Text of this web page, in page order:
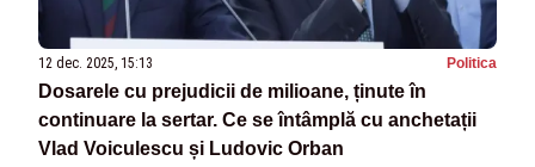
12 dec. 2025, 15:13 Politica
Dosarele cu prejudicii de milioane, ținute în
continuare la sertar. Ce se întâmplă cu anchetații
Vlad Voiculescu și Ludovic Orban